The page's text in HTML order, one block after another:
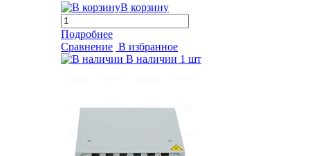
В корзину
Подробнее
Сравнение В избранное
В наличии 1 шт